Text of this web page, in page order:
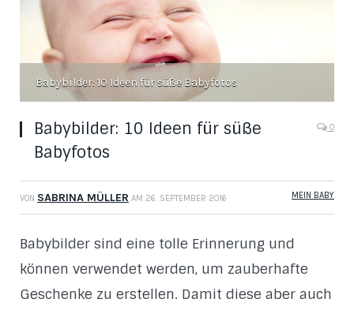
Babybilder: 10 Ideen für süße Babyfotos
Babybilder: 10 Ideen für süße
Babyfotos
0
VON SABRINA MÜLLER AM 26. SEPTEMBER 2016 MEIN BABY
Babybilder sind eine tolle Erinnerung und
können verwendet werden, um zauberhafte
Geschenke zu erstellen. Damit diese aber auch